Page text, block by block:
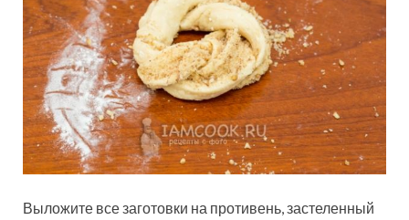
Выложите все заготовки на противень, застеленный